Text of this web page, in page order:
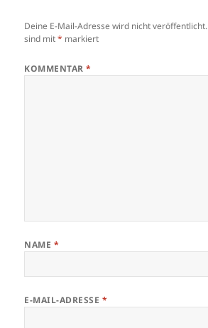
Deine E-Mail-Adresse wird nicht veröffentlicht.
sind mit* markiert
KOMMENTAR*
NAME *
E-MAIL-ADRESSE *